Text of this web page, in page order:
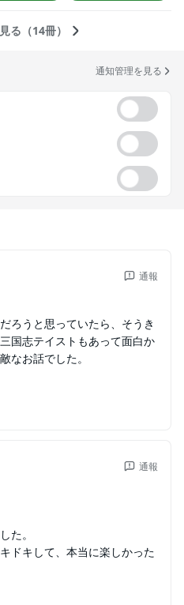
る（14冊）
通知管理を見る
通報
ろうと思っていたら、そうき
国志テイストもあって面白か
なお話でした。
通報
た。
ドキして、本当に楽しかった